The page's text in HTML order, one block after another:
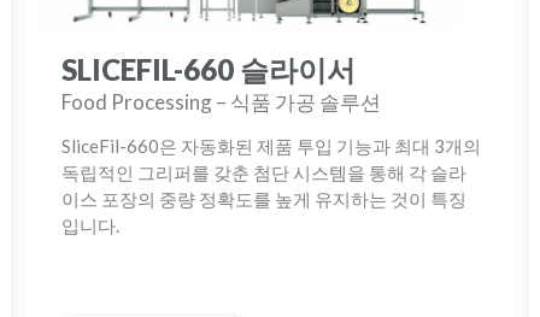
SLICEFIL-660 슬라이서
Food Processing – 식품 가공 솔루션
SliceFil-660은 자동화된 제품 투입 기능과 최대 3개의
독립적인 그리퍼를 갖춘 첨단 시스템을 통해 각 슬라
이스 포장의 중량 정확도를 높게 유지하는 것이 특징
입니다.